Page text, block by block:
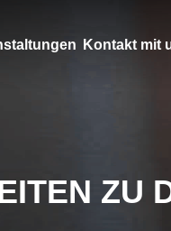
Kontakt mit
ZU